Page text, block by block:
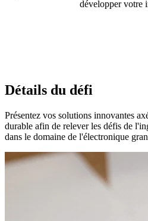
développer votre
Détails du défi
Présentez vos solutions innovantes
durable afin de relever les défis de
dans le domaine de l'électronique